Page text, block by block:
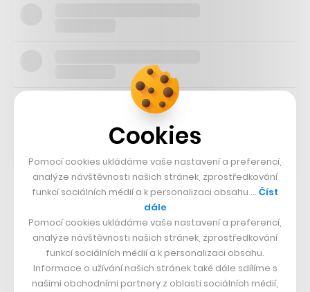
Podle Národního ústavu duševního zdraví počet depresí
v české populaci vzrostl během posledních tří let
trojnásobně a stále roste, jen Češi ale pomoci
nepotřebují. Konkrétně depresemi má na základě
předloňského průzkumu Světové zdravotnické
Cookies
Pomocí cookies ukládáme vaše nastavení a preferencí,
analýze návštěvnosti našich stránek, zprostředkování
funkcí sociálních médií a k personalizaci obsahu … Číst
dále
Pomocí cookies ukládáme vaše nastavení a preferencí,
analýze návštěvnosti našich stránek, zprostředkování
funkcí sociálních médií a k personalizaci obsahu.
Informace o užívání našich stránek také dále sdílíme s
našimi obchodními partnery z oblasti sociálních médií,